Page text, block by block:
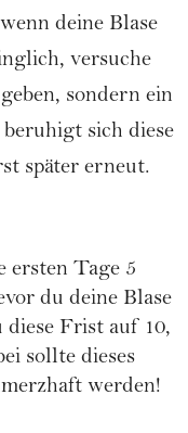
deine Blase
versuche
sondern ein
sich diese
später erneut.
ersten Tage 5
du deine Blase
Frist auf 10,
sollte dieses
werden!